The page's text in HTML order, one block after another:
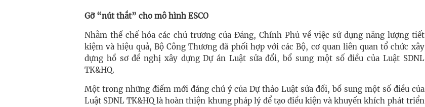
Gỡ “nút thắt” cho mô hình ESCO
Nhằm thể chế hóa các chủ trương của Đảng, Chính Phủ về việc sử dụng năng lượng tiết
kiệm và hiệu quả, Bộ Công Thương đã phối hợp với các Bộ, cơ quan liên quan tổ chức xây
dựng hồ sơ đề nghị xây dựng Dự án Luật sửa đổi, bổ sung một số điều của Luật SDNL
TK&HQ.
Một trong những điểm mới đáng chú ý của Dự thảo Luật sửa đổi, bổ sung một số điều của
Luật SDNL TK&HQ là hoàn thiện khung pháp lý để tạo điều kiện và khuyến khích phát triển